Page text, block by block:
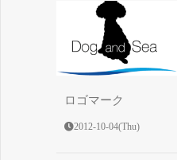
ロゴマーク
2012-10-04(Thu)